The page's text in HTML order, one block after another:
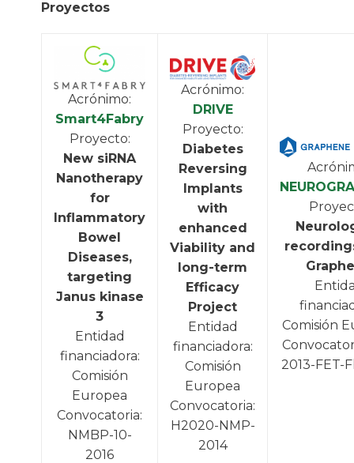
Proyectos
Acrónimo:
Smart4Fabry
Proyecto:
New siRNA
Nanotherapy
for
Inflammatory
Bowel
Diseases,
targeting
Janus kinase
3
Entidad
financiadora:
Comisión
Europea
Convocatoria:
NMBP-10-
2016
Acrónimo:
DRIVE
Proyecto:
Diabetes
Reversing
Implants
with
enhanced
Viability and
long-term
Efficacy
Project
Entidad
financiadora:
Comisión
Europea
Convocatoria:
H2020-NMP-
2014
Comisión
2013-FET-